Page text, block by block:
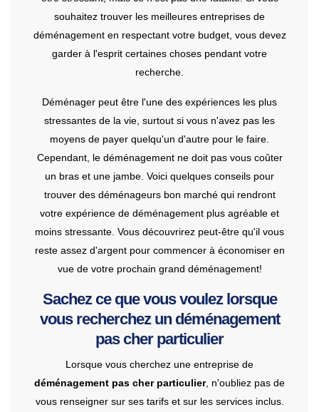
souhaitez trouver les meilleures entreprises de
déménagement en respectant votre budget, vous devez
garder à l'esprit certaines choses pendant votre
recherche.
Déménager peut être l'une des expériences les plus
stressantes de la vie, surtout si vous n'avez pas les
moyens de payer quelqu'un d'autre pour le faire.
Cependant, le déménagement ne doit pas vous coûter
un bras et une jambe. Voici quelques conseils pour
trouver des déménageurs bon marché qui rendront
votre expérience de déménagement plus agréable et
moins stressante. Vous découvrirez peut-être qu'il vous
reste assez d'argent pour commencer à économiser en
vue de votre prochain grand déménagement!
Sachez ce que vous voulez lorsque
vous recherchez un déménagement
pas cher particulier
Lorsque vous cherchez une entreprise de
déménagement pas cher particulier, n'oubliez pas de
vous renseigner sur ses tarifs et sur les services inclus.